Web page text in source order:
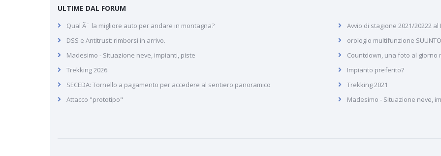
ULTIME DAL FORUM
Qual Ã¨ la migliore auto per andare in montagna?
DSS e Antitrust: rimborsi in arrivo.
Madesimo - Situazione neve, impianti, piste
Trekking 2026
SECEDA: Tornello a pagamento per accedere al sentiero panoramico
Attacco "prototipo"
Avvio di stagione 2021/20222
orologio multifunzione SUUNTO
Countdown, una foto al giorno
Impianto preferito?
Trekking 2021
Madesimo - Situazione neve,